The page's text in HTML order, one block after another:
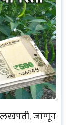
लखपती, जाणून